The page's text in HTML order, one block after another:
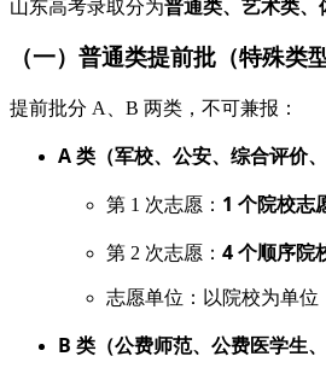
山东高考录取分为普通类、艺术类、
（一）普通类提前批（特殊类
提前批分 A、B 两类，不可兼报：
A 类（军校、公安、综合评价
第 1 次志愿： 1 个院校志
第 2 次志愿： 4 个顺序院
志愿单位：以院校为单位
B 类（公费师范、公费医学生